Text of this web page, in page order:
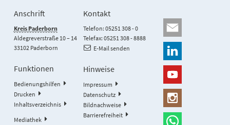
Anschrift
Kreis Paderborn
Aldegreverstraße 10 – 14
33102 Paderborn
Kontakt
Telefon: 05251 308 - 0
Telefax: 05251 308 - 8888
E-Mail senden
Funktionen
Bedienungshilfen
Drucken
Inhaltsverzeichnis
Mediathek
Hinweise
Impressum
Datenschutz
Bildnachweise
Barrierefreiheit